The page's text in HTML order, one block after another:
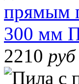
прямым
300 мм
2210 руб